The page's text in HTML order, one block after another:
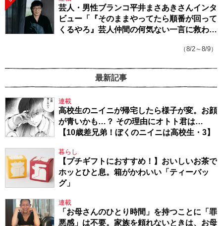
芸人・男性ブランコ平井まさあきさんインタ
ビュー「『そのままやってたら順番が回って
くるやろ』芸人仲間の何気ない一言に救われ
（8/2～8/9）
最新記事
連載
高校生のニイニが帰宅したら様子が変。お顔
が青いかも…？ その理由にオトト君は…
【10歳差兄弟！ぼくのニイニは高校生・3】
暮らし
【プチギフトにおすすめ！】おいしいお茶で
ホッとひと息。箱がかわいい「ティーバッ
グ」
連載
「お母さんのひとり時間」を持つことに「罪
悪感」は不要。家族を頼れないときは、お母